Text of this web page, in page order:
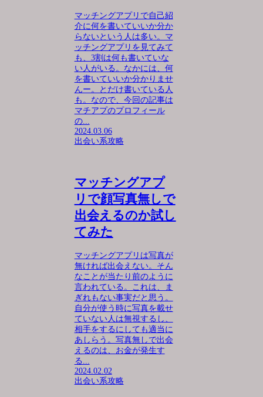
マッチングアプリで自己紹
介に何を書いていいか分か
らないという人は多い。マ
ッチングアプリを見てみて
も、3割は何も書いていな
い人がいる。なかには、何
を書いていいか分かりませ
んー。とだけ書いている人
も。なので、今回の記事は
マチアプのプロフィール
の...
2024.03.06
出会い系攻略
マッチングアプ
リで顔写真無しで
出会えるのか試し
てみた
マッチングアプリは写真が
無ければ出会えない。そん
なことが当たり前のように
言われている。これは、ま
ぎれもない事実だと思う。
自分が使う時に写真を載せ
ていない人は無視するし、
相手をするにしても適当に
あしらう。写真無しで出会
えるのは、お金が発生す
る...
2024.02.02
出会い系攻略